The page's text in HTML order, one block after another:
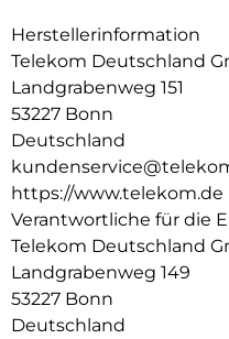
eine perfekte Einheit bilden.
Basis, wie z.B. Speedport
Verbindung mit einem IP-
große
Farbdisplay, die
Multifunktionstaste (3-
Inbetriebnahme, die
intuitive Benutzerführung
Kundenerlebnis ab.
Das Speedphone 32 kann
den Modellvarianten mit
Herstellerinformation
Telekom Deutschland
Landgrabenweg 151
53227 Bonn
Deutschland
https://www.telekom.de
Verantwortliche für die
Telekom Deutschland
Landgrabenweg 149
53227 Bonn
Deutschland